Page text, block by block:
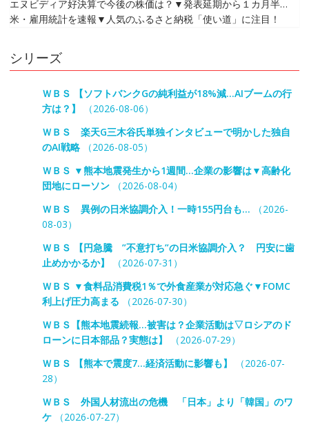
エヌビディア好決算で今後の株価は？▼発表延期から１カ月半…
米・雇用統計を速報▼人気のふるさと納税「使い道」に注目！
シリーズ
ＷＢＳ 【ソフトバンクGの純利益が18%減…AIブームの行
方は？】
（2026-08-06）
ＷＢＳ 楽天G三木谷氏単独インタビューで明かした独自
のAI戦略（2026-08-05）
ＷＢＳ ▼熊本地震発生から1週間…企業の影響は▼高齢化
団地にローソン（2026-08-04）
ＷＢＳ 異例の日米協調介入！一時155円台も… （2026-
08-03）
ＷＢＳ 【円急騰 ”不意打ち”の日米協調介入？ 円安に歯
止めかかるか】
（2026-07-31）
ＷＢＳ ▼食料品消費税1％で外食産業が対応急ぐ▼FOMC
利上げ圧力高まる （2026-07-30）
ＷＢＳ【熊本地震続報…被害は？企業活動は▽ロシアのド
ローンに日本部品？実態は】
（2026-07-29）
ＷＢＳ 【熊本で震度7…経済活動に影響も】
（2026-07-
28）
ＷＢＳ 外国人材流出の危機 「日本」より「韓国」のワ
ケ（2026-07-27）